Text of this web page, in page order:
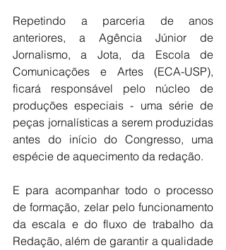
Repetindo a parceria de anos
anteriores, a Agência Júnior de
Jornalismo, a Jota, da Escola de
Comunicações e Artes (ECA-USP),
ficará responsável pelo núcleo de
produções especiais - uma série de
peças jornalísticas a serem produzidas
antes do início do Congresso, uma
espécie de aquecimento da redação.
E para acompanhar todo o processo
de formação, zelar pelo funcionamento
da escala e do fluxo de trabalho da
Redação, além de garantir a qualidade